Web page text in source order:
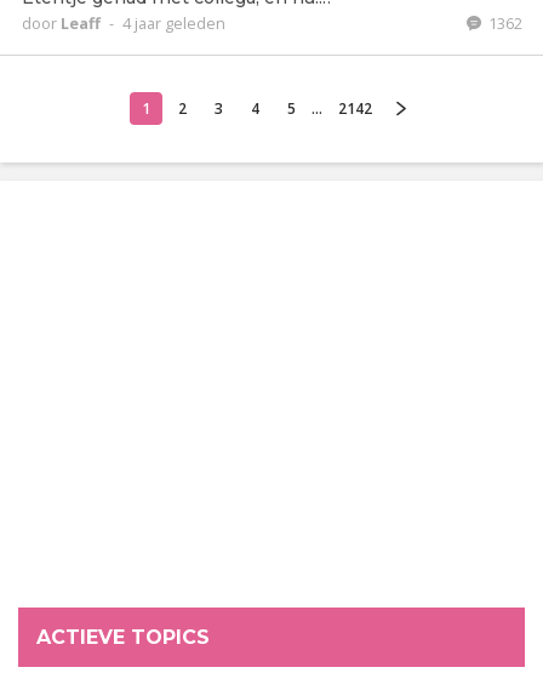
door Leaff - 4 jaar geleden 1362
1 2 3 4 5 ... 2142
ACTIEVE TOPICS